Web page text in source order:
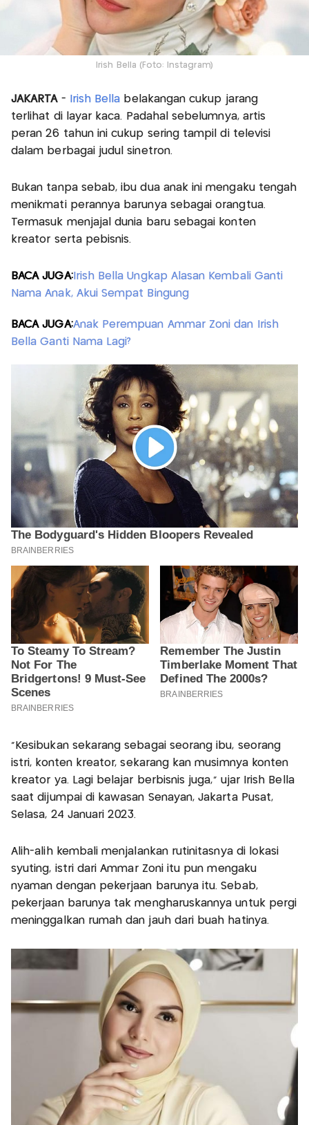
Irish Bella (Foto: Instagram)
JAKARTA- Irish Bella belakangan cukup jarang
terlihat di layar kaca. Padahal sebelumnya, artis
peran 26 tahun ini cukup sering tampil di televisi
dalam berbagai judul sinetron.
Bukan tanpa sebab, ibu dua anak ini mengaku tengah
menikmati perannya barunya sebagai orangtua.
Termasuk menjajal dunia baru sebagai konten
kreator serta pebisnis.
BACA JUGA:Irish Bella Ungkap Alasan Kembali Ganti
Nama Anak, Akui Sempat Bingung
BACA JUGA:Anak Perempuan Ammar Zoni dan Irish
Bella Ganti Nama Lagi?
"Kesibukan sekarang sebagai seorang ibu, seorang
istri, konten kreator, sekarang kan musimnya konten
kreator ya. Lagi belajar berbisnis juga," ujar Irish Bella
saat dijumpai di kawasan Senayan, Jakarta Pusat,
Selasa, 24 Januari 2023.
Alih-alih kembali menjalankan rutinitasnya di lokasi
syuting, istri dari Ammar Zoni itu pun mengaku
nyaman dengan pekerjaan barunya itu. Sebab,
pekerjaan barunya tak mengharuskannya untuk pergi
meninggalkan rumah dan jauh dari buah hatinya.